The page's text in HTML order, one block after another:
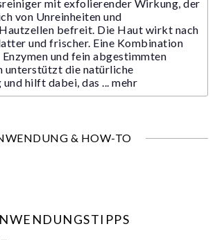
mit exfolierender Wirkung, der
von Unreinheiten und
befreit. Die Haut wirkt nach
und frischer. Eine Kombination
und fein abgestimmten
unterstützt die natürliche
hilft dabei, das ... mehr
& HOW-TO